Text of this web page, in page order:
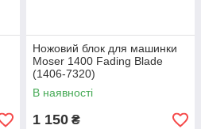
Ножовий блок для машинки
Moser 1400 Fading Blade
(1406-7320)
В наявності
1 150 ₴